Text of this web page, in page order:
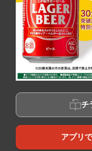
チ
アプリ